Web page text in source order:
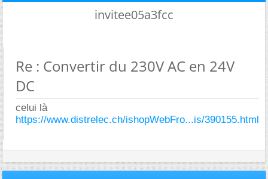
invitee05a3fcc
Re : Convertir du 230V AC en 24V
DC
celui là
https://www.distrelec.ch/ishopWebFro...is/390155.html